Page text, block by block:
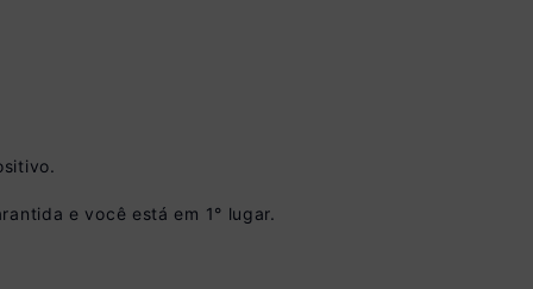
no Boleto
e você está em 1° lugar.